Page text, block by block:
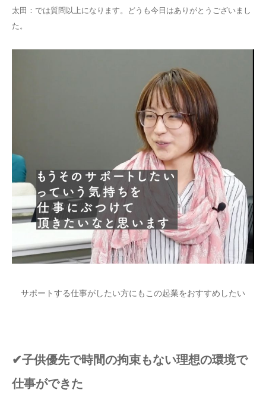
太田：では質問以上になります。どうも今日はありがとうございまし
た。
サポートする仕事がしたい方にもこの起業をおすすめしたい
✔︎子供優先で時間の拘束もない理想の環境で
仕事ができた